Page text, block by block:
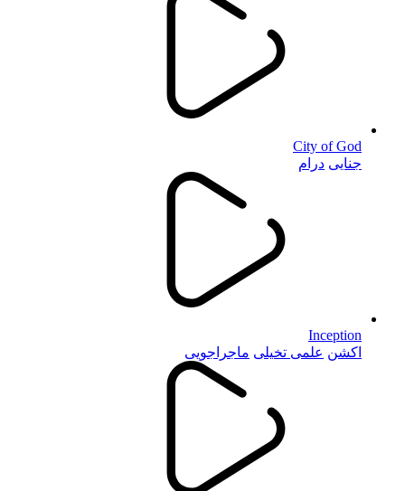
City of God
جنایی درام
Inception
اکشن علمی تخیلی ماجراجویی